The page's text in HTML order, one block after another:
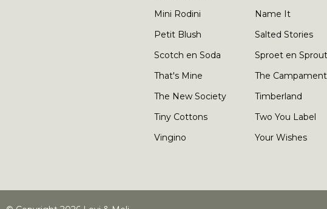
Mini Rodini
Name It
Petit Blush
Salted Stories
Scotch en Soda
Sproet en Sprout
That's Mine
The
The New Society
Timberland
Tiny Cottons
Two You Label
Vingino
Your Wishes